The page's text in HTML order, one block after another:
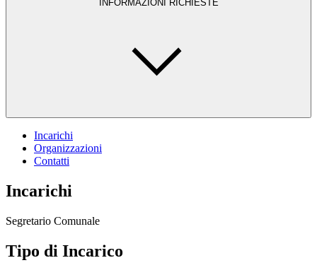
INFORMAZIONI RICHIESTE
Incarichi
Organizzazioni
Contatti
Incarichi
Segretario Comunale
Tipo di Incarico